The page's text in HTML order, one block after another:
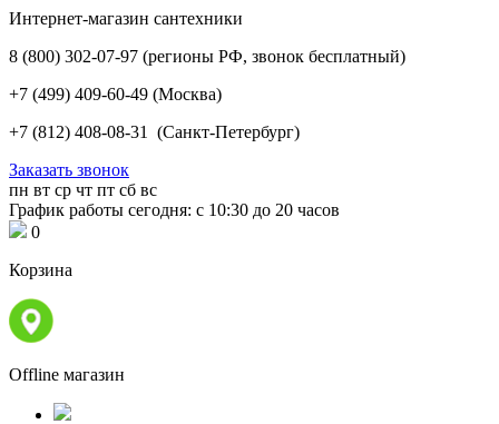
Интернет-магазин сантехники
8 (800) 302-07-97 (регионы РФ, звонок бесплатный)
+7 (499) 409-60-49 (Москва)
+7 (812) 408-08-31 (Санкт-Петербург)
Заказать звонок
пн вт ср чт пт сб вс
График работы сегодня: с 10:30 до 20 часов
0
Корзина
Offline магазин